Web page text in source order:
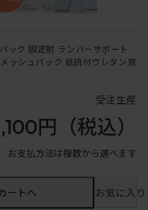
ック 固定肘 ランバーサポート
ッシュバック 抵抗付ウレタン双
受注生産
円 （税込）
お支払方法は複数から選べます
ートへ お気に入